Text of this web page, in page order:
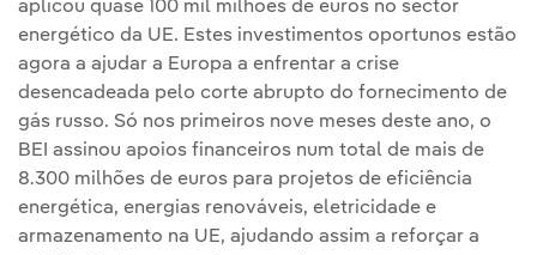
aplicou quase 100 mil milhões de euros no sector
energético da UE. Estes investimentos oportunos estão
agora a ajudar a Europa a enfrentar a crise
desencadeada pelo corte abrupto do fornecimento de
gás russo. Só nos primeiros nove meses deste ano, o
BEI assinou apoios financeiros num total de mais de
8.300 milhões de euros para projetos de eficiência
energética, energias renováveis, eletricidade e
armazenamento na UE, ajudando assim a reforçar a